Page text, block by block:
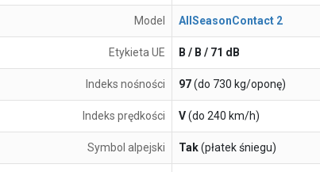
Model AllSeasonContact 2
Etykieta UE B / B / 71 dB
Indeks nośności 97(do 730 kg/oponę)
Indeks prędkości V(do 240 km/h)
Symbol alpejski Tak(płatek śniegu)